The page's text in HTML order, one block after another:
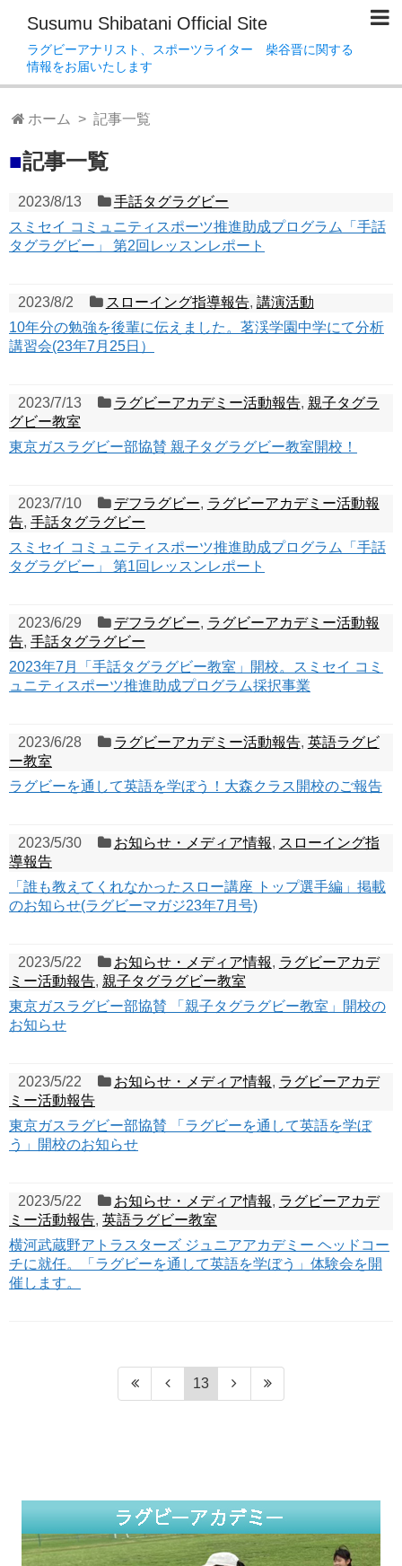
Susumu Shibatani Official Site
ラグビーアナリスト、スポーツライター 柴谷晋に関する
情報をお届いたします
ホーム > 記事一覧
■記事一覧
2023/8/13
手話タグラグビー
スミセイ コミュニティスポーツ推進助成プログラム「手話
タグラグビー」 第2回レッスンレポート
2023/8/2 スローイング指導報告, 講演活動
10年分の勉強を後輩に伝えました。茗渓学園中学にて分析
講習会(23年7月25日）
2023/7/13 ラグビーアカデミー活動報告, 親子タグラ
グビー教室
東京ガスラグビー部協賛 親子タグラグビー教室開校！
2023/7/10 デフラグビー, ラグビーアカデミー活動報
告, 手話タグラグビー
スミセイ コミュニティスポーツ推進助成プログラム「手話
タグラグビー」 第1回レッスンレポート
2023/6/29 デフラグビー, ラグビーアカデミー活動報
告, 手話タグラグビー
2023年7月「手話タグラグビー教室」開校。スミセイ コミ
ュニティスポーツ推進助成プログラム採択事業
2023/6/28 ラグビーアカデミー活動報告, 英語ラグビ
ー教室
ラグビーを通して英語を学ぼう！大森クラス開校のご報告
2023/5/30 お知らせ・メディア情報, スローイング指
導報告
「誰も教えてくれなかったスロー講座 トップ選手編」掲載
のお知らせ(ラグビーマガジ23年7月号)
2023/5/22 お知らせ・メディア情報, ラグビーアカデ
ミー活動報告, 親子タグラグビー教室
東京ガスラグビー部協賛 「親子タグラグビー教室」開校の
お知らせ
2023/5/22 お知らせ・メディア情報, ラグビーアカデ
ミー活動報告
東京ガスラグビー部協賛 「ラグビーを通して英語を学ぼ
う」開校のお知らせ
2023/5/22 お知らせ・メディア情報, ラグビーアカデ
ミー活動報告, 英語ラグビー教室
横河武蔵野アトラスターズ ジュニアアカデミー ヘッドコー
チに就任。「ラグビーを通して英語を学ぼう」体験会を開
催します。
13